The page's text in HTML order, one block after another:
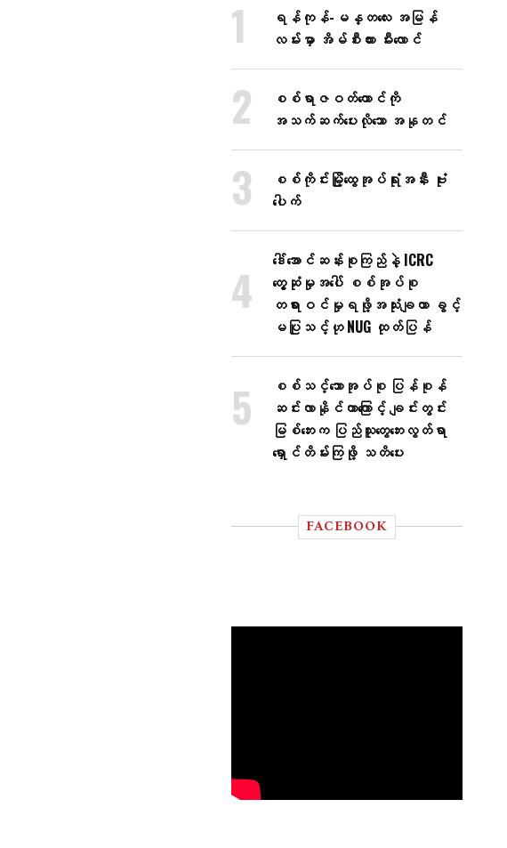
ရန်ကုန်-မန္တလေး အမြန်
လမ်းမှာ အိမ်စီးကား မီးလောင်
စစ်ရာဇဝတ်ကောင်ကို
အသက်ဆက်ပေးလိုသော အနုတင်
စစ်ကိုင်းမြို့ထွေအုပ်ရုံးအနီး ဗုံး
ပေါက်
ဒေါ်အောင်ဆန်းစုကြည်နဲ့ ICRC
တွေ့ဆုံမှုအပေါ် စစ်အုပ်စု
တရားဝင်မှုရဖို့အသုံးချတာ ခွင့်
မပြုသင့်ဟု NUG ထုတ်ပြန်
စစ်သင်္ဘောအုပ်စု ပြန်စုန်
ဆင်းလာနိုင်တာကြောင့် ချင်းတွင်း
မြစ်ဘေးက ပြည်သူတွေဘေးလွတ်ရာ
ရှောင်တိမ်းကြဖို့ သတိပေး
FACEBOOK